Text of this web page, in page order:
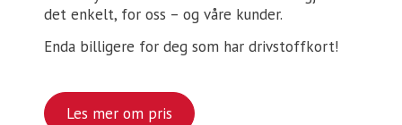
det enkelt, for oss – og våre kunder.
Enda billigere for deg som har drivstoffkort!
Les mer om pris